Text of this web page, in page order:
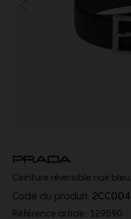
PRADA
Ceinture réversible noir
Code du produit:
Référence article : 129590